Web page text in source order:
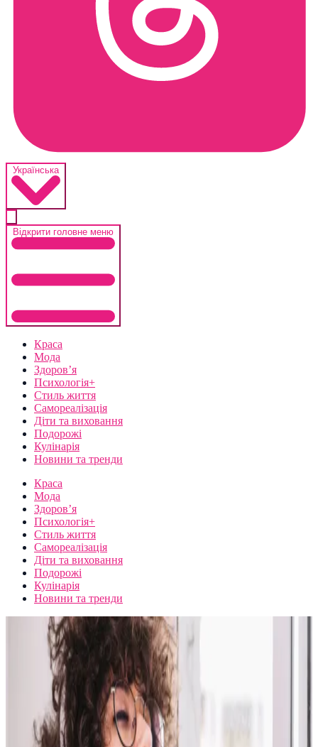
Українська
Відкрити головне меню
Краса
Мода
Здоров’я
Психологія+
Стиль життя
Самореалізація
Діти та виховання
Подорожі
Кулінарія
Новини та тренди
Краса
Мода
Здоров’я
Психологія+
Стиль життя
Самореалізація
Діти та виховання
Подорожі
Кулінарія
Новини та тренди